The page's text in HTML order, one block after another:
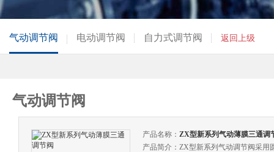
气动调节阀 电动调节阀 自力式调节阀 返回上级
气动调节阀
产品名称： ZX型新系列气动薄膜三通调
产品简介：ZX型新系列气动调节阀采用